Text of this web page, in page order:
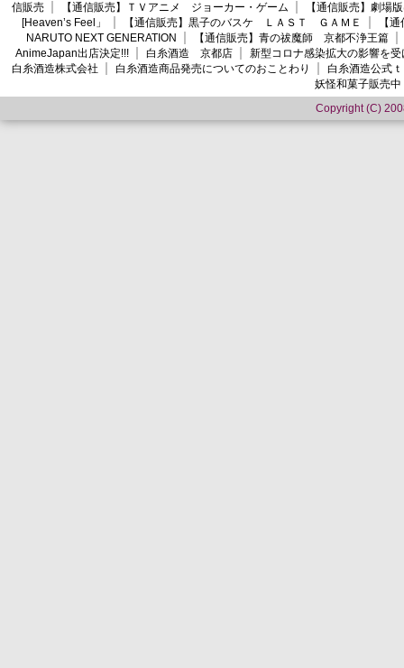
信販売
【通信販売】ＴＶアニメ ジョーカー・ゲーム
【通信販売】劇場
[Heaven’s Feel」
【通信販売】黒子のバスケ ＬＡＳＴ ＧＡＭＥ
【
NARUTO NEXT GENERATION
【通信販売】青の祓魔師 京都不浄王篇
AnimeJapan出店決定!!!
白糸酒造 京都店
新型コロナ感染拡大の影響を
白糸酒造株式会社
白糸酒造商品発売についてのおことわり
白糸酒造公式
妖怪和菓子販売中
Copyright (C)